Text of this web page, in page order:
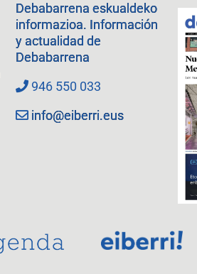
Debabarrena eskualdeko
informazioa. Información
y actualidad de
Debabarrena
946 550 033
info@eiberri.eus